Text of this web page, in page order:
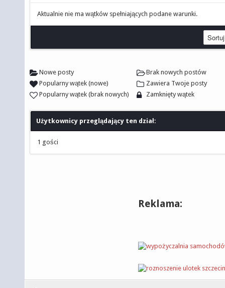
Aktualnie nie ma wątków spełniających podane warunki.
Nowe posty
Popularny wątek (nowe)
Popularny wątek (brak nowych)
Brak nowych postów
Zawiera Twoje posty
Zamknięty wątek
Użytkownicy przeglądający ten dział:
1 gości
Reklama: